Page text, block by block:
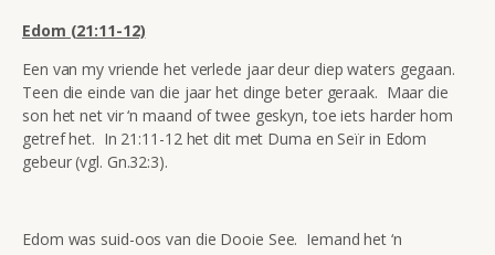
Edom (21:11-12)
Een van my vriende het verlede jaar deur diep waters gegaan.
Teen die einde van die jaar het dinge beter geraak. Maar die
son het net vir ‘n maand of twee geskyn, toe iets harder hom
getref het. In 21:11-12 het dit met Duma en Seïr in Edom
gebeur (vgl. Gn.32:3).
Edom was suid-oos van die Dooie See. Iemand het ‘n